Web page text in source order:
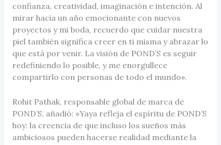
confianza, creatividad, imaginación e intención. Al
mirar hacia un año emocionante con nuevos
proyectos y mi boda, recuerdo que cuidar nuestra
piel también significa creer en ti misma y abrazar lo
que está por venir. La visión de POND’S es seguir
redefiniendo lo posible, y me enorgullece
compartirlo con personas de todo el mundo».
Rohit Pathak, responsable global de marca de
POND’S, añadió: «Yaya refleja el espíritu de POND’S
hoy: la creencia de que incluso los sueños más
ambiciosos pueden hacerse realidad mediante la